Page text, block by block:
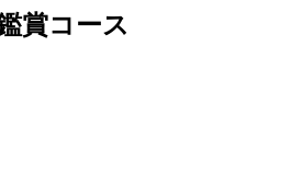
賞コース